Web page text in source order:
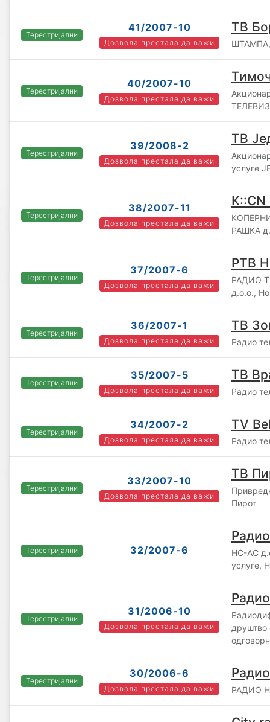
Терестријални
41/2007-10
Дозвола престала да важи
ТВ
Терестријални
40/2007-10
Дозвола престала да важи
Терестријални
39/2008-2
Дозвола престала да важи
ТВ
услуге
Терестријални
38/2007-11
Дозвола престала да важи
РАШКА
Терестријални
37/2007-6
Дозвола престала да важи
РТВ
РАДИО
д.о.о.,
Терестријални
36/2007-1
Дозвола престала да важи
ТВ
Радио
Терестријални
35/2007-5
Дозвола престала да важи
ТВ
Радио
Терестријални
34/2007-2
Дозвола престала да важи
TV
Радио
Терестријални
33/2007-10
Дозвола престала да важи
ТВ
Пирот
Терестријални 32/2007-6
НС-АС
услуге,
Терестријални
31/2006-10
Дозвола престала да важи
друштво
Терестријални
30/2006-6
Дозвола престала да важи РАДИО